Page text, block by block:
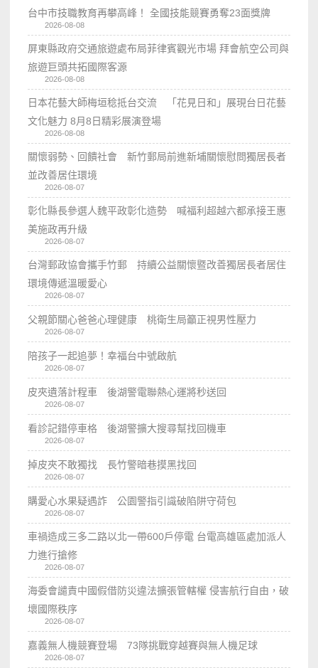
台中市技職教育再攀高峰！ 全國技能競賽勇奪23面獎牌
2026-08-08
屏東縣政府交通旅遊處布局菲律賓觀光市場 拜會航空公司與
旅遊巨頭共拓國際客源
2026-08-08
日本花藝大師梅垣稔抵台交流 「花見日和」展現台日花藝
文化魅力 8月8日精彩展演登場
2026-08-08
關懷弱勢、回饋社會 新竹郵局前進新埔關懷慰問獨居長者
並改善居住環境
2026-08-07
彰化縣長參選人魏平政彰化造勢 喊福利超越六都承接王惠
美施政再升級
2026-08-07
台灣郵政協會攜手竹郵 持續公益關懷暨改善獨居長者居住
環境傳遞溫暖愛心
2026-08-07
父親節關心爸爸心理健康 桃衛生局籲正視男性壓力
2026-08-07
陪孩子一起追夢！幸福台中號啟航
2026-08-07
皮夾遺落計程車 後湖警電聯熱心運將秒送回
2026-08-07
看診記錯停車格 後湖警擴大搜尋幫找回機車
2026-08-07
掉皮夾不敢獨找 長竹警暗巷摸黑找回
2026-08-07
購愛心水果疑遇詐 公園警指引識破陷阱守荷包
2026-08-07
車禍造成三多二路以北一帶600戶停電 台電高雄區處加派人
力進行搶修
2026-08-07
海委會譴責中國假借防災違法擴張管轄權 侵害航行自由，破
壞國際秩序
2026-08-07
嘉義無人機競賽登場 73隊挑戰穿越賽與無人機足球
2026-08-07